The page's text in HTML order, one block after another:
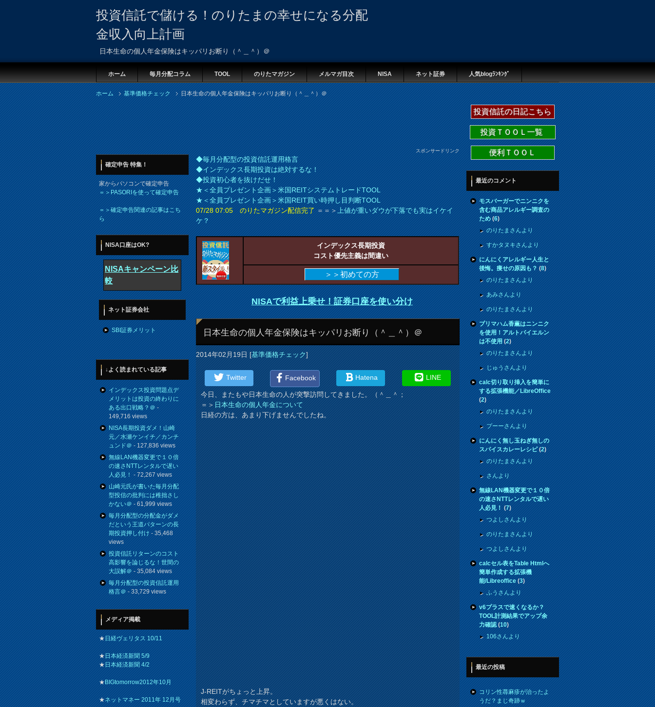
投資信託で儲ける！のりたまの幸せになる分配
金収入向上計画
日本生命の個人年金保険はキッパリお断り（＾＿＾）＠
ホーム 毎月分配コラム TOOL のりたマガジン メルマガ目次 NISA ネット証券 人気blogﾗﾝｷﾝｸﾞ
ホーム 基準価格チェック 日本生命の個人年金保険はキッパリお断り（＾＿＾）＠
スポンサードリンク
◆毎月分配型の投資信託運用格言
◆インデックス長期投資は絶対するな！
◆投資初心者を抜けだせ！
★＜全員プレゼント企画＞米国REITシステムトレードTOOL
★＜全員プレゼント企画＞米国REIT買い時押し目判断TOOL
07/28 07:05 のりたマガジン配信完了＝＝＞上値が重いダウが下落でも実はイケイ
ケ？
インデックス長期投資
コスト優先主義は間違い
＞＞初めての方
NISAで利益上乗せ！証券口座を使い分け
日本生命の個人年金保険はキッパリお断り（＾＿＾）＠
2014年02月19日[基準価格チェック]
Twitter Facebook Hatena LINE
今日、またもや日本生命の人が突撃訪問してきました。（＾＿＾；
＝＞日本生命の個人年金について
日経の方は、あまり下げませんでしたね。
J-REITがちょっと上昇。
相変わらず、チマチマとしていますが悪くはない。
確定申告 特集！
家からパソコンで確定申告
＝＞PASORIを使って確定申告
＝＞確定申告関連の記事はこち
ら
NISA口座はOK?
NISAキャンペーン比
較
ネット証券会社
SBI証券メリット
↓よく読まれている記事
インデックス投資問題点デ
メリットは投資の終わりに
ある出口戦略？＠-
149,716 views
NISA長期投資ダメ！山崎
元／水瀬ケンイチ／カンチ
ュンド＠- 127,836 views
無線LAN機器変更で１０倍
の速さNTTレンタルで遅い
人必見！- 72,267 views
山崎元氏が書いた毎月分配
型投信の批判には稚拙さし
かない＠- 61,999 views
毎月分配型の分配金がダメ
だという王道パターンの長
期投資押し付け- 35,468
views
投資信託リターンのコスト
高影響を論じるな！世間の
大誤解＠- 35,084 views
毎月分配型の投資信託運用
格言＠- 33,729 views
メディア掲載
★日経ヴェリタス 10/11
★日本経済新聞 5/9
★日本経済新聞 4/2
★BIGtomorrow2012年10月
★ネットマネー 2011年 12月号
投資信託の日記こちら
投資ＴＯＯＬ一覧
便利ＴＯＯＬ
最近のコメント
モスバーガーでニンニクを
含む商品アレルギー調査の
ため(6)
のりたまさんより
すかタヌキさんより
にんにくアレルギー人生と
後悔。痩せの原因も？(8)
のりたまさんより
あみさんより
のりたまさんより
プリマハム香薫はニンニク
を使用！アルトバイエルン
は不使用(2)
のりたまさんより
じゅうさんより
calc切り取り挿入を簡単に
する拡張機能／LibreOffice
(2)
のりたまさんより
プーーさんより
にんにく無し玉ねぎ無しの
スパイスカレーレシピ(2)
のりたまさんより
さんより
無線LAN機器変更で１０倍
の速さNTTレンタルで遅い
人必見！(7)
つよしさんより
のりたまさんより
つよしさんより
calcセル表をTable Htmlへ
簡単作成する拡張機
能/Libreoffice(3)
ふうさんより
v6プラスで速くなるか？
TOOL計測結果でアップ余
力確認(10)
106さんより
最近の投稿
コリン性蕁麻疹が治ったよ
うだ？まじ奇跡ｗ